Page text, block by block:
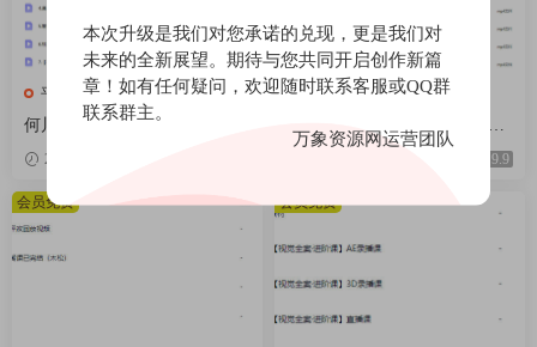
平面设计
何川藕片形衍九章平面构成设
计入门团练课2026【画质高清
2026-06-14
平面设计
无盐以兑平面设计零基础系统
课第2期2025【画质高清只有视
9.9
会员免费 会员免费
本次升级是我们对您承诺的兑现，更是我们对
未来的全新展望。期待与您共同开启创作新篇
章！如有任何疑问，欢迎随时联系客服或QQ群
联系群主。
万象资源网运营团队